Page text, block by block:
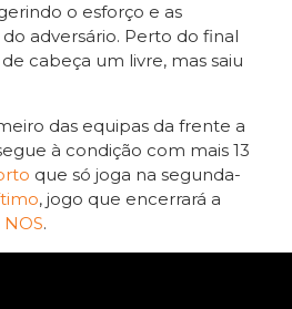
o esforço e as
adversário. Perto do final
cabeça um livre, mas saiu
das equipas da frente a
à condição com mais 13
que só joga na segunda-
, jogo que encerrará a
.